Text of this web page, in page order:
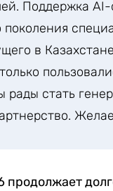
Поддержка
поколения
в
рады стать
продолжает